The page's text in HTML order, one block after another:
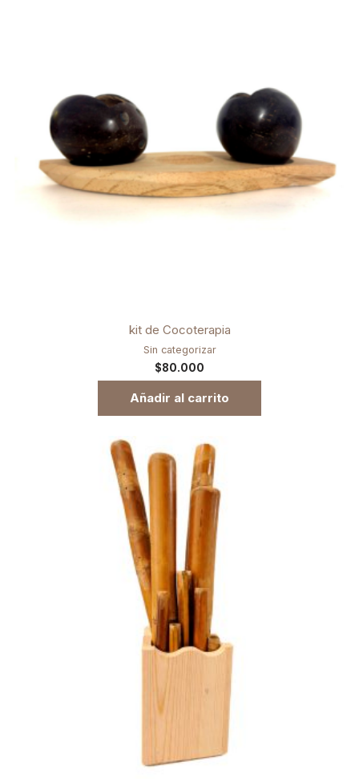
kit de Cocoterapia
Sin categorizar
$80.000
Añadir al carrito